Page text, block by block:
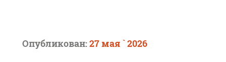
Опубликован:27 мая ` 2026